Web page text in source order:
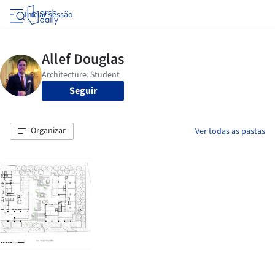
Iniciar sessão
Seguir
Organizar Ver todas as pastas